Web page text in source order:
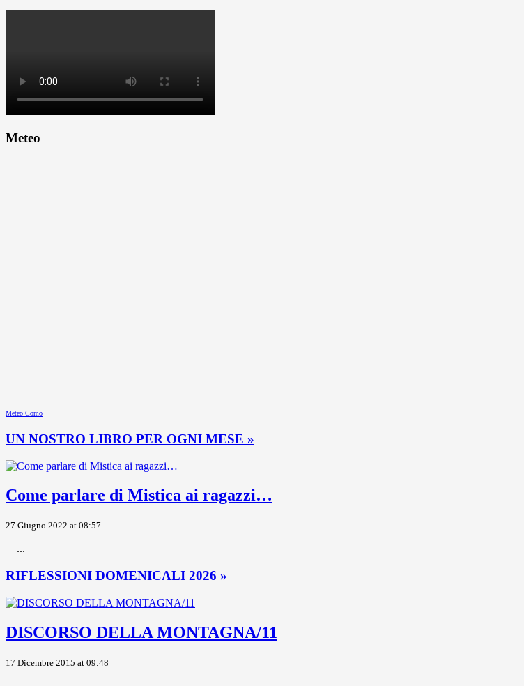
Meteo
Meteo Como
UN NOSTRO LIBRO PER OGNI MESE »
Come parlare di Mistica ai ragazzi…
27 Giugno 2022 at 08:57
...
RIFLESSIONI DOMENICALI 2026 »
DISCORSO DELLA MONTAGNA/11
17 Dicembre 2015 at 09:48